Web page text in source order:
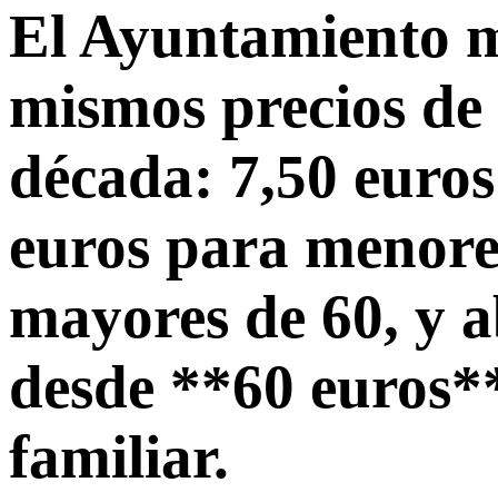
El Ayuntamiento
mismos precios
década: 7,50
euros para
mayores de 60, y
desde **60
familiar.